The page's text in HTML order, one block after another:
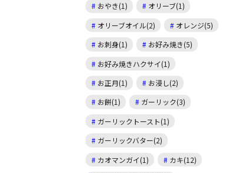
おやき(1)
オリーブ(1)
オリーブオイル(2)
オレンジ(5)
お刺身(1)
お好み焼き(5)
お好み焼きハクサイ(1)
お正月(1)
お浸し(2)
お餅(1)
ガーリック(3)
ガーリックトースト(1)
ガーリックバター(2)
カオマンガイ(1)
カキ(12)